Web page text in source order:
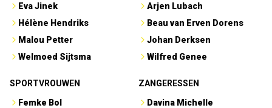
Eva Jinek
Hélène Hendriks
Malou Petter
Welmoed Sijtsma
Arjen Lubach
Beau van Erven Dorens
Johan Derksen
Wilfred Genee
SPORTVROUWEN
Femke Bol
ZANGERESSEN
Davina Michelle